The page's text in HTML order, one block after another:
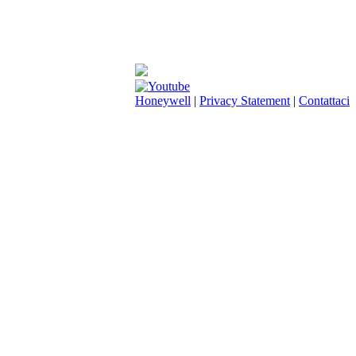
Honeywell | Privacy Statement | Contattaci